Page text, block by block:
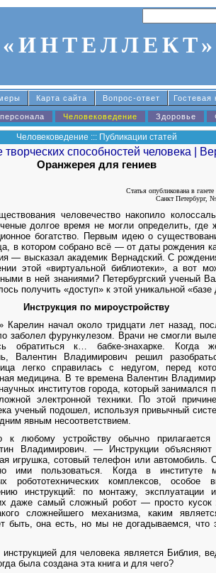
«ИНТЕЛЛЕКТ»
Карта сайта Вопрос-ответ Гостевая
Человековедение Здоровье
Человековедение ::: Публикации статей
Оранжерея для гениев
Статья опубликована в газете
Санкт Петербург,
человечество накопило
долгое время не могли определить, где
богатство. Первым идею о
в котором собрано всё — от даты рождения
— высказал академик Вернадский. С
этой «виртуальной библиотеки», а вот
в ней знаниями? Петербургский ученый
получить «доступ» к этой уникальной «базе
Инструкция по мироустройству
Карелин начал около тридцати лет назад,
заболел фурункулезом. Врачи не смогли
обратиться к… бабке-знахарке. Когда
Валентин Владимирович решил
легко справилась с недугом, перед
медицина. В те времена Валентин
институтов города, который занимался
электронной техники. По этой
ученый подошел, используя привычный
явным несоответствием.
устройству обычно прилагается
Владимирович. — Инструкции
игрушка, сотовый телефон или автомобиль.
ими пользоваться. Когда в институте
робототехнических комплексов, особое
инструкций: по монтажу, эксплуатации
даже самый сложный робот — просто
сложнейшего механизма, каким
быть, она есть, но мы не догадываемся, что
для человека является Библия,
была создана эта книга и для чего?